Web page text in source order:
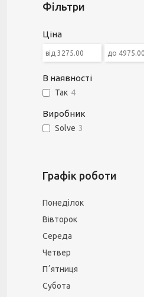
Фільтри
Ціна
В наявності
Так 4
Виробник
Solve 3
Графік роботи
Понеділок
Вівторок
Середа
Четвер
Пʼятниця
Субота